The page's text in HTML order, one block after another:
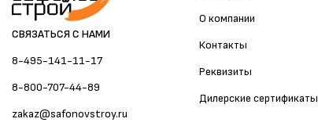
СВЯЗАТЬСЯ С НАМИ
8-495-141-11-17
8-800-707-44-89
zakaz@safonovstroy.ru
О компании
Контакты
Реквизиты
Дилерские сертификаты